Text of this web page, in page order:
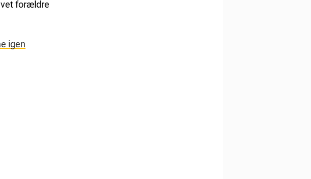
forældre
igen